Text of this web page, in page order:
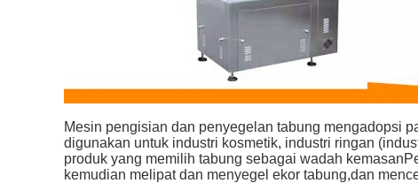
Mesin pengisian dan penyegelan tabung mengadopsi
digunakan untuk industri kosmetik, industri ringan
produk yang memilih tabung sebagai wadah
kemudian melipat dan menyegel ekor tabung,dan